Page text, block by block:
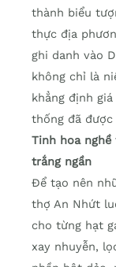
thành biểu
thực địa
ghi danh vào
không chỉ là
khẳng định
thống đã
Tinh hoa
trắng ngần
Để tạo nên
thợ An Nhứt
cho từng hạt
xay nhuyễn,